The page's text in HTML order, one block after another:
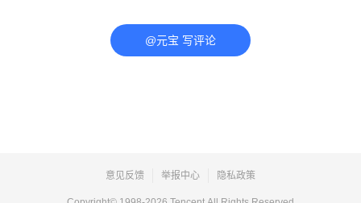
@元宝 写评论
意见反馈 举报中心 隐私政策